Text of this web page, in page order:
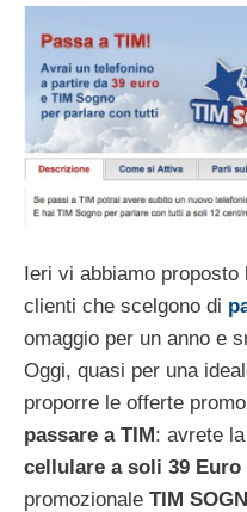
Ieri vi abbiamo
clienti che scelgono di
omaggio per un anno e
Oggi, quasi per una
proporre le offerte
passare a TIM: avrete
cellulare a soli 39 Euro
promozionale TIM